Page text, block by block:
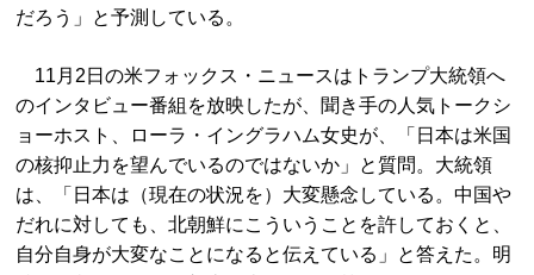
だろう」と予測している。
11月2日の米フォックス・ニュースはトランプ大統領へ
のインタビュー番組を放映したが、聞き手の人気トークシ
ョーホスト、ローラ・イングラハム女史が、「日本は米国
の核抑止力を望んでいるのではないか」と質問。大統領
は、「日本は（現在の状況を）大変懸念している。中国や
だれに対しても、北朝鮮にこういうことを許しておくと、
自分自身が大変なことになると伝えている」と答えた。明